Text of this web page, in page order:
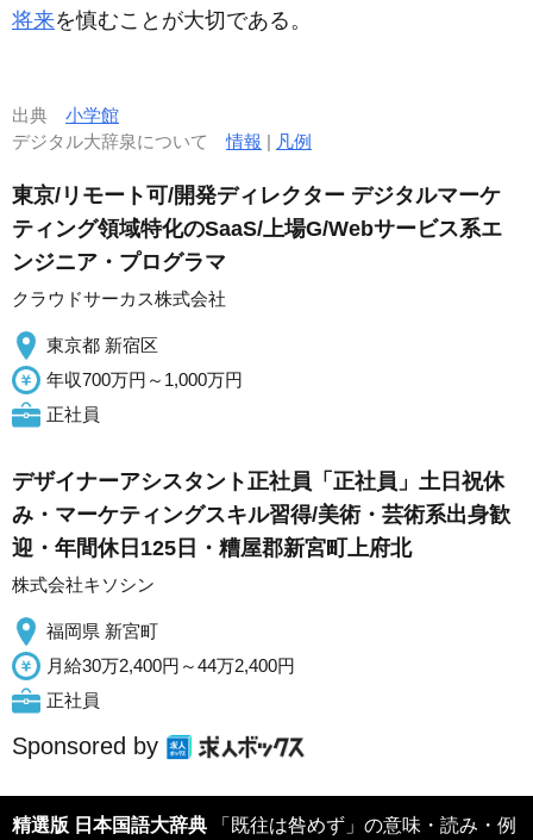
将来を慎むことが大切である。
出典 小学館
デジタル大辞泉について情報 | 凡例
東京/リモート可/開発ディレクター デジタルマーケ
ティング領域特化のSaaS/上場G/Webサービス系エ
ンジニア・プログラマ
クラウドサーカス株式会社
東京都 新宿区
年収700万円～1,000万円
正社員
デザイナーアシスタント正社員「正社員」土日祝休
み・マーケティングスキル習得/美術・芸術系出身歓
迎・年間休日125日・糟屋郡新宮町上府北
株式会社キソシン
福岡県 新宮町
月給30万2,400円～44万2,400円
正社員
Sponsored by
精選版 日本国語大辞典